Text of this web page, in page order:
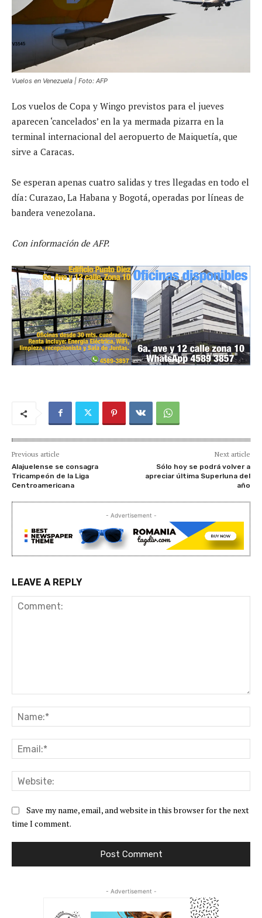
Vuelos en Venezuela | Foto: AFP
Los vuelos de Copa y Wingo previstos para el jueves
aparecen ‘cancelados’ en la ya mermada pizarra en la
terminal internacional del aeropuerto de Maiquetía, que
sirve a Caracas.
Se esperan apenas cuatro salidas y tres llegadas en todo el
día: Curazao, La Habana y Bogotá, operadas por líneas de
bandera venezolana.
Con información de AFP.
Previous article
Alajuelense se consagra
Tricampeón de la Liga
Centroamericana
Next article
Sólo hoy se podrá volver a
apreciar última Superluna del
año
- Advertisement -
LEAVE A REPLY
Save my name, email, and website in this browser for the next
time I comment.
- Advertisement -